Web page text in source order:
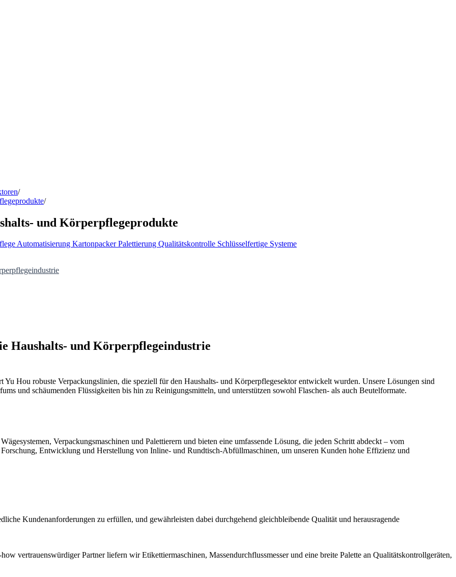
/
/
und Körperpflegeprodukte
Automatisierung KartonpackerPalettierung Qualitätskontrolle Schlüsselfertige Systeme
Haushalts- und Körperpflegeindustrie
Hou robuste Verpackungslinien, die speziell für den Haushalts- und Körperpflegesektor entwickelt wurden. Unsere Lösungen sind
und schäumenden Flüssigkeiten bis hin zu Reinigungsmitteln, und unterstützen sowohl Flaschen- als auch Beutelformate.
Verpackungsmaschinen und Palettierern und bieten eine umfassende Lösung, die jeden Schritt abdeckt – vom
Entwicklung und Herstellung von Inline- und Rundtisch-Abfüllmaschinen, um unseren Kunden hohe Effizienz und
Kundenanforderungen zu erfüllen, und gewährleisten dabei durchgehend gleichbleibende Qualität und herausragende
vertrauenswürdiger Partner liefern wir Etikettiermaschinen, Massendurchflussmesser und eine breite Palette an Qualitätskontrollgeräten,